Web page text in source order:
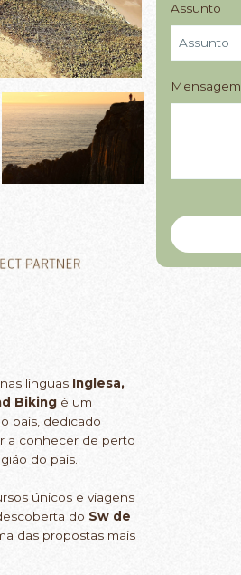
nas línguas Inglesa,
Biking é um
país, dedicado
a conhecer de perto
do país.
únicos e viagens
do Sw de
das propostas mais
Assunto
Mensagem